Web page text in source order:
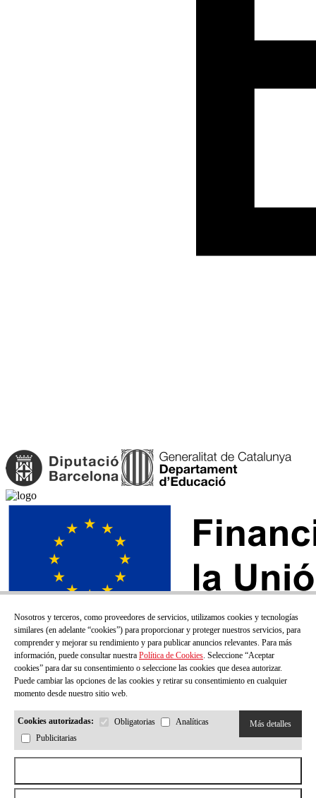
¡SUSCRÍBETE A NUESTRO BOLETÍN!
Correo electrónico
Nosotros y terceros, como proveedores de servicios, utilizamos cookies y tecnologías
similares (en adelante “cookies”) para proporcionar y proteger nuestros servicios, para
comprender y mejorar su rendimiento y para publicar anuncios relevantes. Para más
información, puede consultar nuestra Política de Cookies. Seleccione “Aceptar
cookies” para dar su consentimiento o seleccione las cookies que desea autorizar.
Puede cambiar las opciones de las cookies y retirar su consentimiento en cualquier
momento desde nuestro sitio web.
Cookies autorizadas: Obligatorias
Analíticas
Publicitarias
Más detalles